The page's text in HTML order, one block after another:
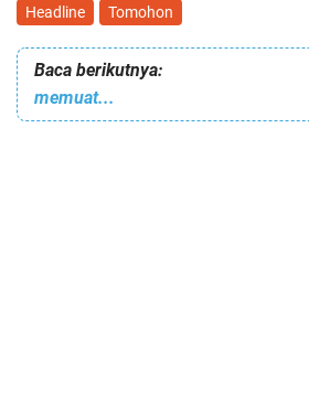
Headline Tomohon
Baca berikutnya:
memuat...